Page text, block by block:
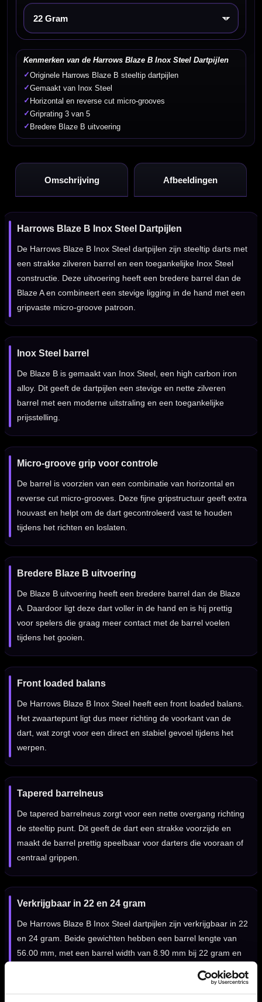
Kies een optie
Kenmerken van de Harrows Blaze B Inox Steel Dartpijlen
✓Originele Harrows Blaze B steeltip dartpijlen
✓Gemaakt van Inox Steel
✓ Horizontal en reverse cut micro-grooves
✓Griprating 3 van 5
✓ Bredere Blaze B uitvoering
Omschrijving Afbeeldingen
Harrows Blaze B Inox Steel Dartpijlen
De Harrows Blaze B Inox Steel dartpijlen zijn steeltip darts met
een strakke zilveren barrel en een toegankelijke Inox Steel
constructie. Deze uitvoering heeft een bredere barrel dan de
Blaze A en combineert een stevige ligging in de hand met een
gripvaste micro-groove patroon.
Inox Steel barrel
De Blaze B is gemaakt van Inox Steel, een high carbon iron
alloy. Dit geeft de dartpijlen een stevige en nette zilveren
barrel met een moderne uitstraling en een toegankelijke
prijsstelling.
Micro-groove grip voor controle
De barrel is voorzien van een combinatie van horizontal en
reverse cut micro-grooves. Deze fijne gripstructuur geeft extra
houvast en helpt om de dart gecontroleerd vast te houden
tijdens het richten en loslaten.
Bredere Blaze B uitvoering
De Blaze B uitvoering heeft een bredere barrel dan de Blaze
A. Daardoor ligt deze dart voller in de hand en is hij prettig
voor spelers die graag meer contact met de barrel voelen
tijdens het gooien.
Front loaded balans
De Harrows Blaze B Inox Steel heeft een front loaded balans.
Het zwaartepunt ligt dus meer richting de voorkant van de
dart, wat zorgt voor een direct en stabiel gevoel tijdens het
werpen.
Tapered barrelneus
De tapered barrelneus zorgt voor een nette overgang richting
de steeltip punt. Dit geeft de dart een strakke voorzijde en
maakt de barrel prettig speelbaar voor darters die vooraan of
centraal grippen.
Verkrijgbaar in 22 en 24 gram
De Harrows Blaze B Inox Steel dartpijlen zijn verkrijgbaar in 22
en 24 gram. Beide gewichten hebben een barrel lengte van
56.00 mm, met een barrel width van 8.90 mm bij 22 gram en